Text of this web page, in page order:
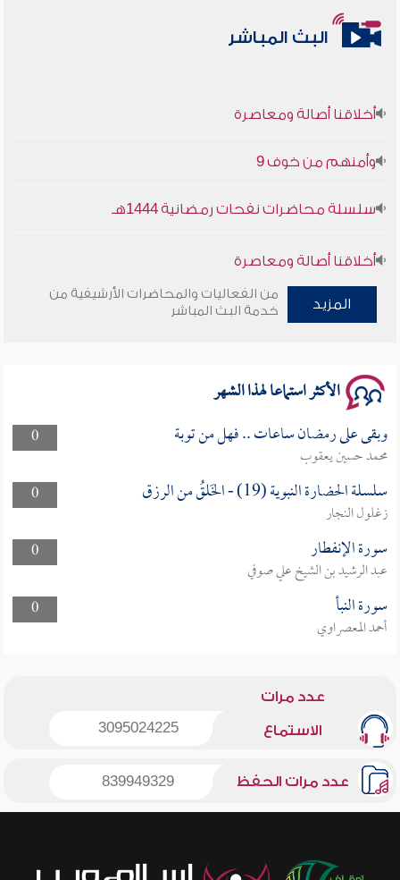
البث المباشر
أخلاقنا أصالة ومعاصرة
وأمنهم من خوف 9
سلسلة محاضرات نفحات رمضانية 1444هـ
أخلاقنا أصالة ومعاصرة
وأمنهم من خوف 9
المزيد
من الفعاليات والمحاضرات الأرشيفية من
خدمة البث المباشر
الأكثر استماعا لهذا الشهر
0 وبقى على رمضان ساعات .. فهل من توبة
محمد حسين يعقوب
0
سلسلة الحضارة النبوية (19) - الخَلقُ من الرزق
زغلول النجار
0
سورة الإنفطار
عبد الرشيد بن الشيخ علي صوفي
0
سورة النبأ
أحمد المعصراوي
عدد مرات
الاستماع 3095024225
عدد مرات الحفظ 839949329